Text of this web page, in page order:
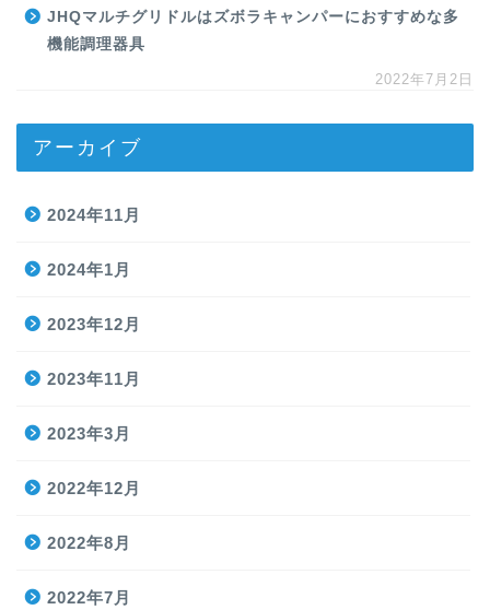
JHQマルチグリドルはズボラキャンパーにおすすめな多
機能調理器具
2022年7月2日
アーカイブ
2024年11月
2024年1月
2023年12月
2023年11月
2023年3月
2022年12月
2022年8月
2022年7月